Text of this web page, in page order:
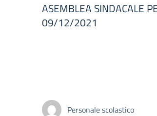
ASEMBLEA SINDACALE
09/12/2021
Personale scolastico